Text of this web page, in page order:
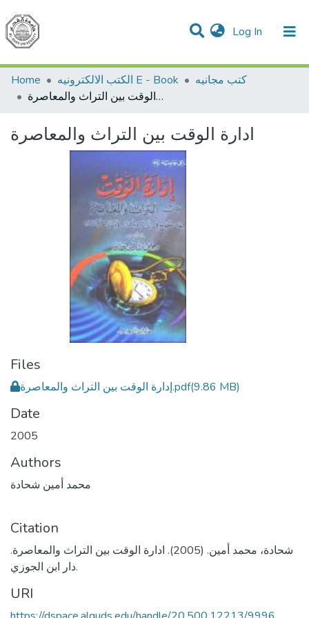
Log In (current)
Communities & Collections
All of DSpace
Home
الكتب الالكترونيه E - Book
كتب مجانيه
ادارة الوقت بين التراث والمعاصرة
ادارة الوقت بين التراث والمعاصرة
Files
إدارة الوقت بين التراث والمعاصرة.pdf(9.86 MB)
Date
2005
Authors
محمد أمين شحادة
Citation
شحادة، محمد أمين. (2005). ادارة الوقت بين التراث والمعاصرة.
دار ابن الجوزي.
URI